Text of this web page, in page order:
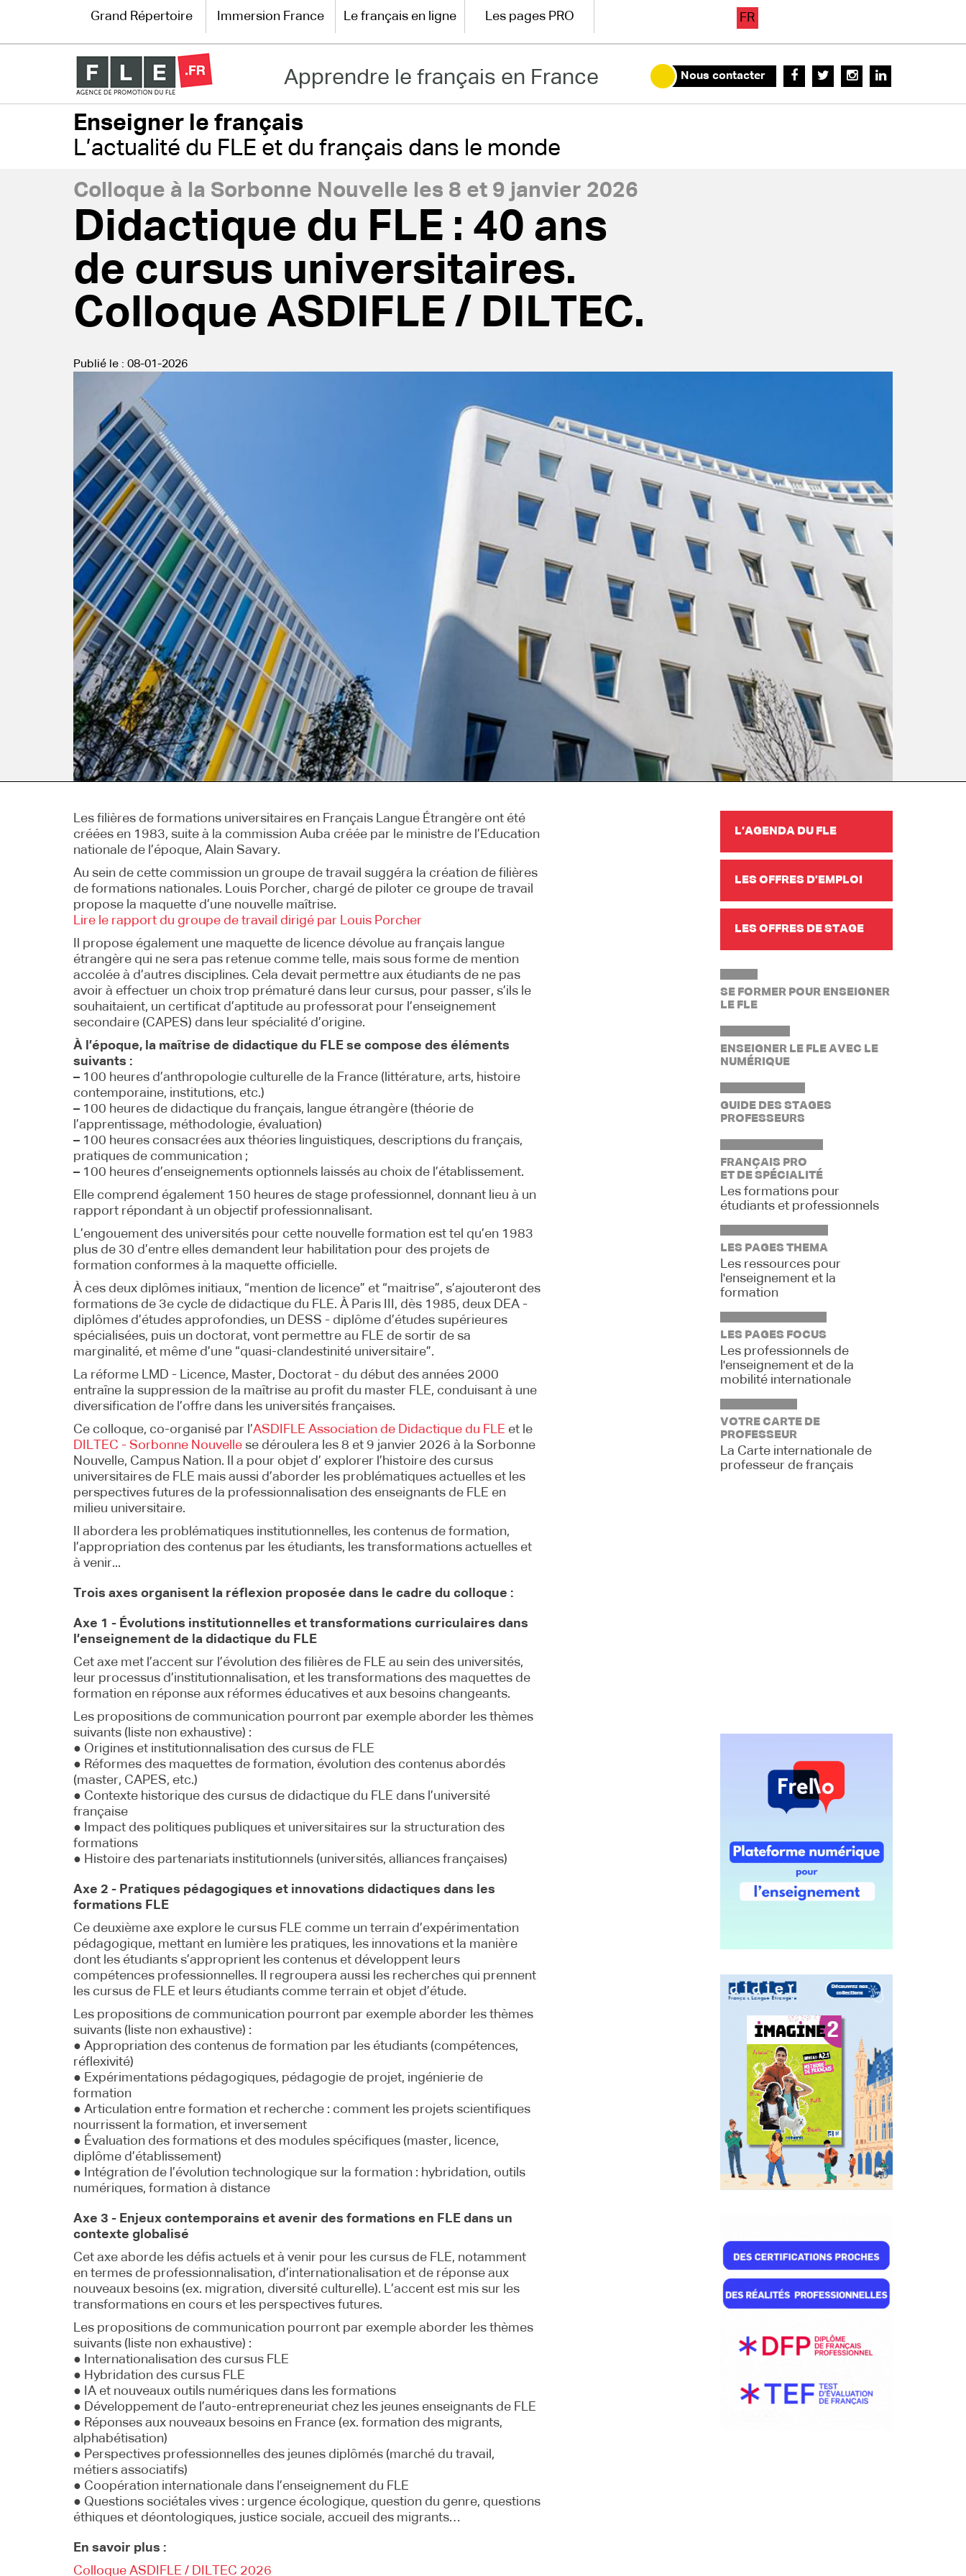
Grand Répertoire
Immersion France
Le français en ligne
Les pages PRO
Grand Répertoire Immersion France Le français en ligne Les pages PRO FR
Apprendre le français en France Nous contacter
Enseigner le français
L’actualité du FLE et du français dans le monde
Colloque à la Sorbonne Nouvelle les 8 et 9 janvier 2026
Didactique du FLE : 40 ans
de cursus universitaires.
Colloque ASDIFLE / DILTEC.
Publié le : 08-01-2026
Les filières de formations universitaires en Français Langue Étrangère ont été
créées en 1983, suite à la commission Auba créée par le ministre de l’Education
nationale de l’époque, Alain Savary.
Au sein de cette commission un groupe de travail suggéra la création de filières
de formations nationales. Louis Porcher, chargé de piloter ce groupe de travail
propose la maquette d’une nouvelle maîtrise.
Lire le rapport du groupe de travail dirigé par Louis Porcher
Il propose également une maquette de licence dévolue au français langue
étrangère qui ne sera pas retenue comme telle, mais sous forme de mention
accolée à d’autres disciplines. Cela devait permettre aux étudiants de ne pas
avoir à effectuer un choix trop prématuré dans leur cursus, pour passer, s’ils le
souhaitaient, un certificat d’aptitude au professorat pour l’enseignement
secondaire (CAPES) dans leur spécialité d’origine.
À l’époque, la maîtrise de didactique du FLE se compose des éléments
suivants :
– 100 heures d’anthropologie culturelle de la France (littérature, arts, histoire
contemporaine, institutions, etc.)
– 100 heures de didactique du français, langue étrangère (théorie de
l’apprentissage, méthodologie, évaluation)
– 100 heures consacrées aux théories linguistiques, descriptions du français,
pratiques de communication ;
– 100 heures d’enseignements optionnels laissés au choix de l’établissement.
Elle comprend également 150 heures de stage professionnel, donnant lieu à un
rapport répondant à un objectif professionnalisant.
L’engouement des universités pour cette nouvelle formation est tel qu’en 1983
plus de 30 d’entre elles demandent leur habilitation pour des projets de
formation conformes à la maquette officielle.
À ces deux diplômes initiaux, “mention de licence” et “maitrise”, s’ajouteront des
formations de 3e cycle de didactique du FLE. À Paris III, dès 1985, deux DEA -
diplômes d’études approfondies, un DESS - diplôme d’études supérieures
spécialisées, puis un doctorat, vont permettre au FLE de sortir de sa
marginalité, et même d’une “quasi-clandestinité universitaire”.
La réforme LMD - Licence, Master, Doctorat - du début des années 2000
entraîne la suppression de la maîtrise au profit du master FLE, conduisant à une
diversification de l’offre dans les universités françaises.
Ce colloque, co-organisé par l’ASDIFLE Association de Didactique du FLE et le
DILTEC - Sorbonne Nouvelle se déroulera les 8 et 9 janvier 2026 à la Sorbonne
Nouvelle, Campus Nation. Il a pour objet d’ explorer l’histoire des cursus
universitaires de FLE mais aussi d’aborder les problématiques actuelles et les
perspectives futures de la professionnalisation des enseignants de FLE en
milieu universitaire.
Il abordera les problématiques institutionnelles, les contenus de formation,
l’appropriation des contenus par les étudiants, les transformations actuelles et
à venir...
Trois axes organisent la réflexion proposée dans le cadre du colloque :
Axe 1 - Évolutions institutionnelles et transformations curriculaires dans
l’enseignement de la didactique du FLE
Cet axe met l’accent sur l’évolution des filières de FLE au sein des universités,
leur processus d’institutionnalisation, et les transformations des maquettes de
formation en réponse aux réformes éducatives et aux besoins changeants.
Les propositions de communication pourront par exemple aborder les thèmes
suivants (liste non exhaustive) :
● Origines et institutionnalisation des cursus de FLE
● Réformes des maquettes de formation, évolution des contenus abordés
(master, CAPES, etc.)
● Contexte historique des cursus de didactique du FLE dans l’université
française
● Impact des politiques publiques et universitaires sur la structuration des
formations
● Histoire des partenariats institutionnels (universités, alliances françaises)
Axe 2 - Pratiques pédagogiques et innovations didactiques dans les
formations FLE
Ce deuxième axe explore le cursus FLE comme un terrain d’expérimentation
pédagogique, mettant en lumière les pratiques, les innovations et la manière
dont les étudiants s’approprient les contenus et développent leurs
compétences professionnelles. Il regroupera aussi les recherches qui prennent
les cursus de FLE et leurs étudiants comme terrain et objet d’étude.
Les propositions de communication pourront par exemple aborder les thèmes
suivants (liste non exhaustive) :
● Appropriation des contenus de formation par les étudiants (compétences,
réflexivité)
● Expérimentations pédagogiques, pédagogie de projet, ingénierie de
formation
● Articulation entre formation et recherche : comment les projets scientifiques
nourrissent la formation, et inversement
● Évaluation des formations et des modules spécifiques (master, licence,
diplôme d’établissement)
● Intégration de l’évolution technologique sur la formation : hybridation, outils
numériques, formation à distance
Axe 3 - Enjeux contemporains et avenir des formations en FLE dans un
contexte globalisé
Cet axe aborde les défis actuels et à venir pour les cursus de FLE, notamment
en termes de professionnalisation, d’internationalisation et de réponse aux
nouveaux besoins (ex. migration, diversité culturelle). L’accent est mis sur les
transformations en cours et les perspectives futures.
Les propositions de communication pourront par exemple aborder les thèmes
suivants (liste non exhaustive) :
● Internationalisation des cursus FLE
● Hybridation des cursus FLE
● IA et nouveaux outils numériques dans les formations
● Développement de l’auto-entrepreneuriat chez les jeunes enseignants de FLE
● Réponses aux nouveaux besoins en France (ex. formation des migrants,
alphabétisation)
● Perspectives professionnelles des jeunes diplômés (marché du travail,
métiers associatifs)
● Coopération internationale dans l’enseignement du FLE
● Questions sociétales vives : urgence écologique, question du genre, questions
éthiques et déontologiques, justice sociale, accueil des migrants…
En savoir plus :
Colloque ASDIFLE / DILTEC 2026
L’AGENDA DU FLE
LES OFFRES D'EMPLOI
LES OFFRES DE STAGE
SE FORMER POUR ENSEIGNER
LE FLE
ENSEIGNER LE FLE AVEC LE
NUMÉRIQUE
GUIDE DES STAGES
PROFESSEURS
FRANÇAIS PRO
ET DE SPÉCIALITÉ
Les formations pour
étudiants et professionnels
LES PAGES THEMA
Les ressources pour
l'enseignement et la
formation
LES PAGES FOCUS
Les professionnels de
l'enseignement et de la
mobilité internationale
VOTRE CARTE DE
PROFESSEUR
La Carte internationale de
professeur de français